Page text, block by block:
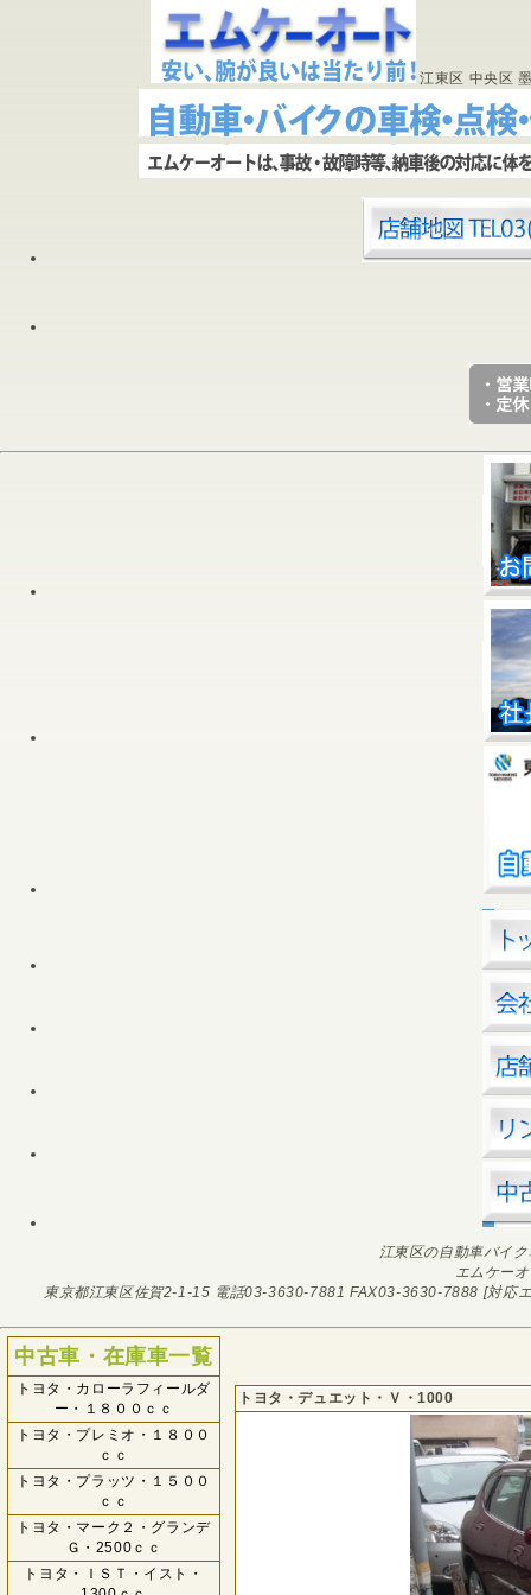
江東区 中央区
江東区の自動車バイ
エムケー
東京都江東区佐賀2-1-15 電話03-3630-7881 FAX03-3630-7888 [対応
中古車・在庫車一覧
トヨタ・カローラフィールダ
ー・１８００ｃｃ
トヨタ・プレミオ・１８００
ｃｃ
トヨタ・プラッツ・１５００
ｃｃ
トヨタ・マーク２・グランデ
Ｇ・2500ｃｃ
トヨタ・ＩＳＴ・イスト・
トヨタ・デュエット・Ｖ・1000